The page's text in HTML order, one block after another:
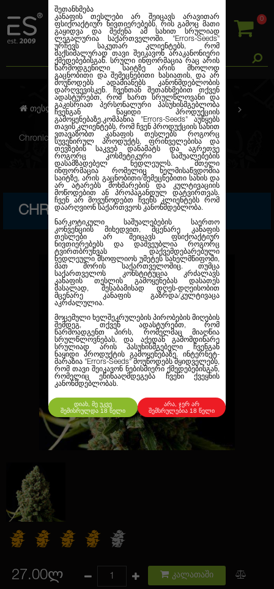
0
შეთანხმება
კანაფის თესლები არ შეიცავს არავითარ
ფსიქოაქტიურ ნივთიერებებს, რის გამოც მათი
გაყიდვა და შეძენა ამ სახით სრულიად
ლეგალურია საქართველოში. "Errors-Seeds"
ურჩევს საკუთარ კლიენტებს, რომ
მაქსიმალურად თავი შეიკავონ არაკანონიერი
ქმედებებისგან. სრული ინფორმაცია რაც არის
წარმოდგენილი საიტზე არის მხოლოდ
გაცნობითი და შემეცნებითი ხასიათის, და არ
მოუწოდებს ადამიანებს კანონმდებლობის
დარღვევისკენ. ჩვენთან შეთანხმებით თქვენ
ადასტურებთ, რომ ხართ სრულწლოვანი და
გაკისრიათ პერსონალური პასუხისმგებლობა
ჩვენგან ნაყიდი პროდუქციის
გამოყენებაზე.კომპანია
"Errors-Seeds" აუწყებს
თავის კლიენტებს, რომ ჩვენ პროდუქციის სახით
ვთავაზობთ კანაფის თესლებს როგორც
სუვენირულ პროდუქტს, ფრინველებისა და
თევზების საკვებ დანამატს და აგრეთვე
როგორც კოსმეტიკური საშუალებების
დასამზადებელ ნედლეულს. მთელი
ინფორმაცია რომელიც ხელმისაწვდომია
საიტზე, არის გაცნობითი/შემეცნებითი სახის და
არ ატარებს მოხმარების და კულტივაციის
მოწოდებით ან პროპაგანდულ დატვირთვას.
ჩვენ არ მოვუწოდებთ ჩვენს კლიენტებს რომ
დაარღვიონ საქართვეოს კანონმდებლობა.
ნარკოტიკული საშუალებების საერთო
კონვენციის მიხედვით, მცენარე კანაფის
თესლები არ შეიცავს ფსიქოაქტიურ
ნივთიერებებს და დაშვეუბლია როგორც
ტვირთბრუნვას დაქვემდებარებული
ნედლეული მსოფლიოს უმეტეს სახელმწიფოში,
მათ შორის საქართველოშიც. თუმცა
საქართველოს კონსტიტუცია კრძალავს
კანაფის თესლის გამოყენებას დასათეს
მასალად, შესაბამისად დღეს-დღეისობით
მცენარე კანაფის გაზრდა/კულტივაცა
აკრძალულია.
მოცემული ხელშეკრულების პირობების მიღების
შემდეგ, თქვენ ადასტურებთ, რომ
წარმოადგენთ პირს, რომელმაც მიაღწია
სრულწლოვნებას, და აქედან გამომდინარე
სრულიად არის პასუხისმგებელი ჩვენგან
ნაყიდი პროდუქტის გამოყენებაზე. ინტერნეტ-
მარაზია "Errors-Seeds" მოუწოდებს მყიდველებს,
რომ თავი შეიკავონ ნებისმიერი ქმედებებისგან,
რომელიც ეწინააღმდეგება ჩვენი ქვეყნის
კანონმდებლობას.
დიახ, მე უკვე
შემისრულდა 18 წელი
არა, ჯერ არ
შემსრულებია 18 წელი
თესლების კანაფი ფემინიზირებული
Chronic Feminised Gold
CHRONIC FEMINISED GOLD
27.00ლ კალათაში